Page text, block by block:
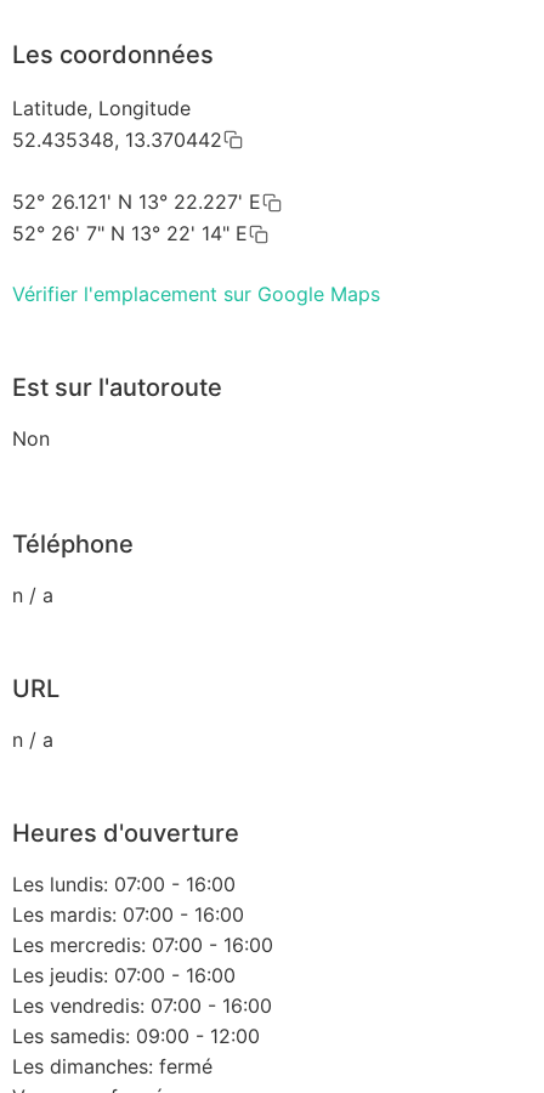
Les coordonnées
Latitude, Longitude
52.435348, 13.370442
52° 26.121' N 13° 22.227' E
52° 26' 7" N 13° 22' 14" E
Vérifier l'emplacement sur Google Maps
Est sur l'autoroute
Non
Téléphone
n / a
URL
n / a
Heures d'ouverture
Les lundis: 07:00 - 16:00
Les mardis: 07:00 - 16:00
Les mercredis: 07:00 - 16:00
Les jeudis: 07:00 - 16:00
Les vendredis: 07:00 - 16:00
Les samedis: 09:00 - 12:00
Les dimanches: fermé